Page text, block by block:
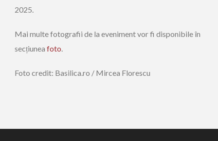
2025.
Mai multe fotografii de la eveniment vor fi disponibile în
secțiunea foto
Foto credit: Basilica.ro / Mircea Florescu